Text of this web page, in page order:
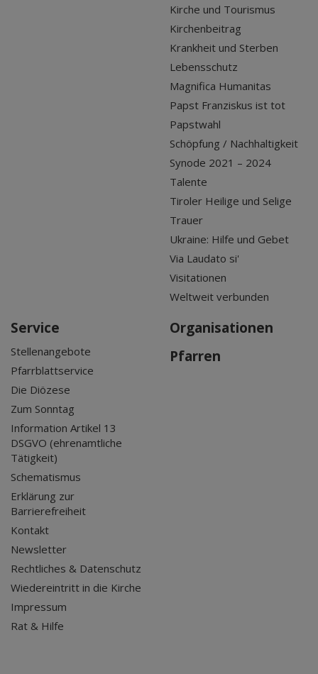
Kirche und Tourismus
Kirchenbeitrag
Krankheit und Sterben
Lebensschutz
Magnifica Humanitas
Papst Franziskus ist tot
Papstwahl
Schöpfung / Nachhaltigkeit
Synode 2021 – 2024
Talente
Tiroler Heilige und Selige
Trauer
Ukraine: Hilfe und Gebet
Via Laudato si'
Visitationen
Weltweit verbunden
Service
Stellenangebote
Pfarrblattservice
Die Diözese
Zum Sonntag
Information Artikel 13
DSGVO (ehrenamtliche
Tätigkeit)
Schematismus
Erklärung zur
Barrierefreiheit
Kontakt
Newsletter
Rechtliches & Datenschutz
Wiedereintritt in die Kirche
Impressum
Rat & Hilfe
Organisationen
Pfarren